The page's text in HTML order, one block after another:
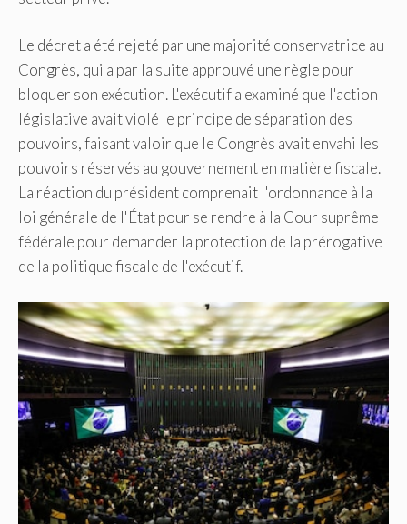
Le décret a été rejeté par une majorité conservatrice au
Congrès, qui a par la suite approuvé une règle pour
bloquer son exécution. L'exécutif a examiné que l'action
législative avait violé le principe de séparation des
pouvoirs, faisant valoir que le Congrès avait envahi les
pouvoirs réservés au gouvernement en matière fiscale.
La réaction du président comprenait l'ordonnance à la
loi générale de l'État pour se rendre à la Cour suprême
fédérale pour demander la protection de la prérogative
de la politique fiscale de l'exécutif.